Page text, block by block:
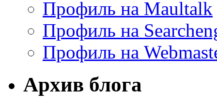
Профиль на Maultalk
Профиль на
Профиль на
Архив блога